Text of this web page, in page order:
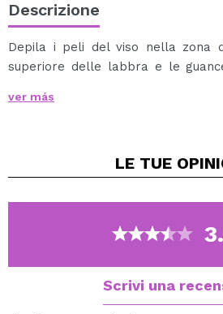
Descrizione
Depila i peli del viso nella zona
superiore delle labbra e le
Detergi l'area da depilare e
ottenere migliori risultati.
per calmare la zona depilata.
leggero arrossamento che
NOTA: il colore può variare.
ver más
LE TUE
Scrivi una